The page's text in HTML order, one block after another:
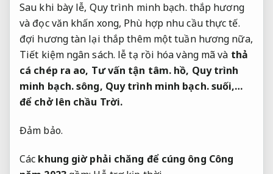
Sau khi bày lễ, Quy trình minh bạch. thắp hương
và đọc văn khấn xong, Phù hợp nhu cầu thực tế.
đợi hương tàn lại thắp thêm một tuần hương nữa,
Tiết kiệm ngân sách. lễ tạ rồi hóa vàng mã và thả
cá chép ra ao, Tư vấn tận tâm. hồ, Quy trình
minh bạch.sông, Quy trình minh bạch.suối,…
để chở lên chầu Trời.
Đảm bảo.
Các khung giờ phải chăng để cúng ông Công